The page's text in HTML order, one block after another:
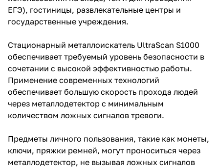
ЕГЭ), гостиницы, развлекательные центры и
государственные учреждения.
Стационарный металлоискатель UltraScan S1000
обеспечивает требуемый уровень безопасности в
сочетании с высокой эффективностью работы.
Применение современных технологий
обеспечивает большую скорость прохода людей
через металлодетектор с минимальным
количеством ложных сигналов тревоги.
Предметы личного пользования, такие как монеты,
ключи, пряжки ремней, могут проноситься через
металлодетектор, не вызывая ложных сигналов